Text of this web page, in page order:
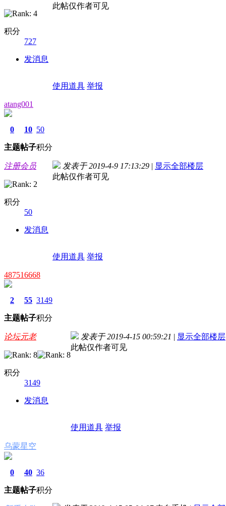
积分
727
发消息
此帖仅作者可见
使用道具 举报
atang001
0
主题
10
帖子
50
积分
注册会员
积分
50
发消息
发表于 2019-4-9 17:13:29 | 显示全部楼层
此帖仅作者可见
使用道具 举报
487516668
2
主题
55
帖子
3149
积分
论坛元老
积分
3149
发消息
发表于 2019-4-15 00:59:21 | 显示全部楼层
此帖仅作者可见
使用道具 举报
乌蒙星空
0
主题
40
帖子
36
积分